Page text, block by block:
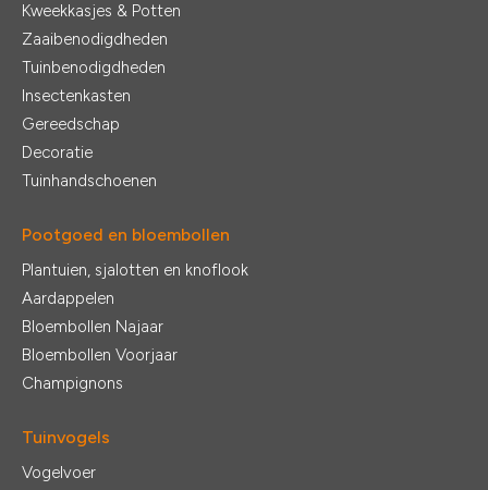
Kweekkasjes & Potten
Zaaibenodigdheden
Tuinbenodigdheden
Insectenkasten
Gereedschap
Decoratie
Tuinhandschoenen
Pootgoed en bloembollen
Plantuien, sjalotten en knoflook
Aardappelen
Bloembollen Najaar
Bloembollen Voorjaar
Champignons
Tuinvogels
Vogelvoer